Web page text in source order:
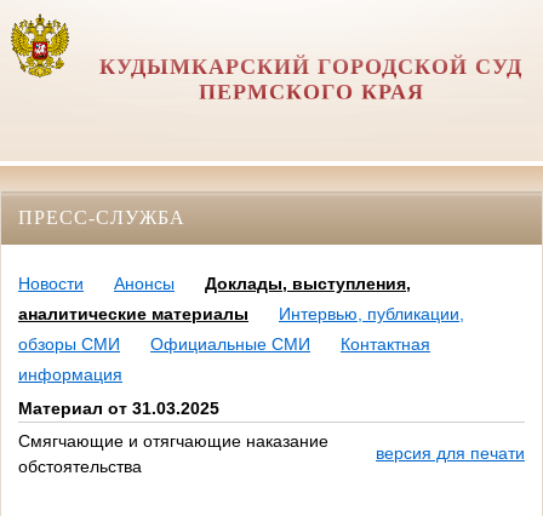
КУДЫМКАРСКИЙ ГОРОДСКОЙ СУД
ПЕРМСКОГО КРАЯ
ПРЕСС-СЛУЖБА
Новости Анонсы
Доклады, выступления,
аналитические материалы
Интервью, публикации,
обзоры СМИ
Официальные СМИ
Контактная
информация
Материал от 31.03.2025
Смягчающие и отягчающие наказание
обстоятельства
версия для печати